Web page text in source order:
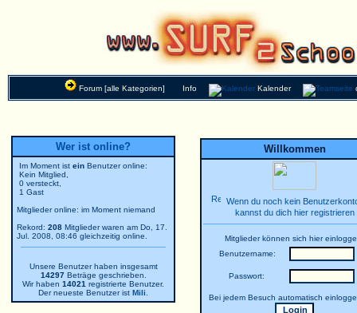
Forum [alle Kategorien] Info Kalender
Wer ist online?
Im Moment ist ein Benutzer online:
Kein Mitglied,
0 versteckt,
1 Gast
Mitglieder online: im Moment niemand
Rekord: 208 Mitglieder waren am Do, 17.
Jul. 2008, 08:46 gleichzeitig online.
Unsere Benutzer haben insgesamt
14297Beträge geschrieben.
Wir haben 14021 registrierte Benutzer.
Der neueste Benutzer ist Mili
Willkommen
Wenn du noch kein
kannst du dich hier registrieren
Mitglieder können sich hier
Benutzername:
Passwort:
Bei jedem Besuch automatisch